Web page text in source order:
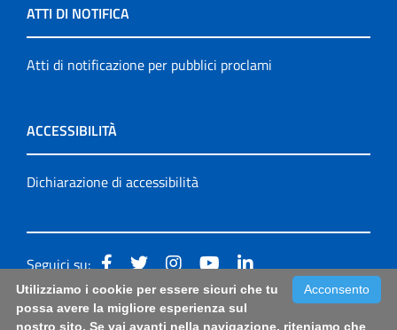
ATTI DI NOTIFICA
Atti di notificazione per pubblici proclami
ACCESSIBILITÀ
Dichiarazione di accessibilità
Seguici su:
Accessibilità: form di segnalazione di prima istanza per
Acconsento
Utilizziamo i cookie per essere sicuri che tu
possa avere la migliore esperienza sul
nostro sito. Se vai avanti nella navigazione, riteniamo che